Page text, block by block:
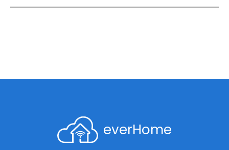
everHome